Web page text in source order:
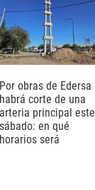
Por obras de Edersa
habrá corte de una
arteria principal este
sábado: en qué
horarios será